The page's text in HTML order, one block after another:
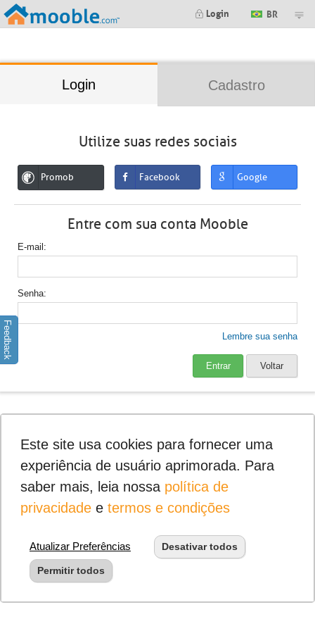
Login BR
Login Cadastro
Utilize suas redes sociais
Promob Facebook Google
Entre com sua conta Mooble
E-mail
Senha
Lembre sua senha
Entrar Voltar
Feedback
Este site usa cookies para fornecer uma
experiência de usuário aprimorada. Para
saber mais, leia nossa política de
privacidadee termos e condições
Atualizar Preferências Desativar todos
Permitir todos